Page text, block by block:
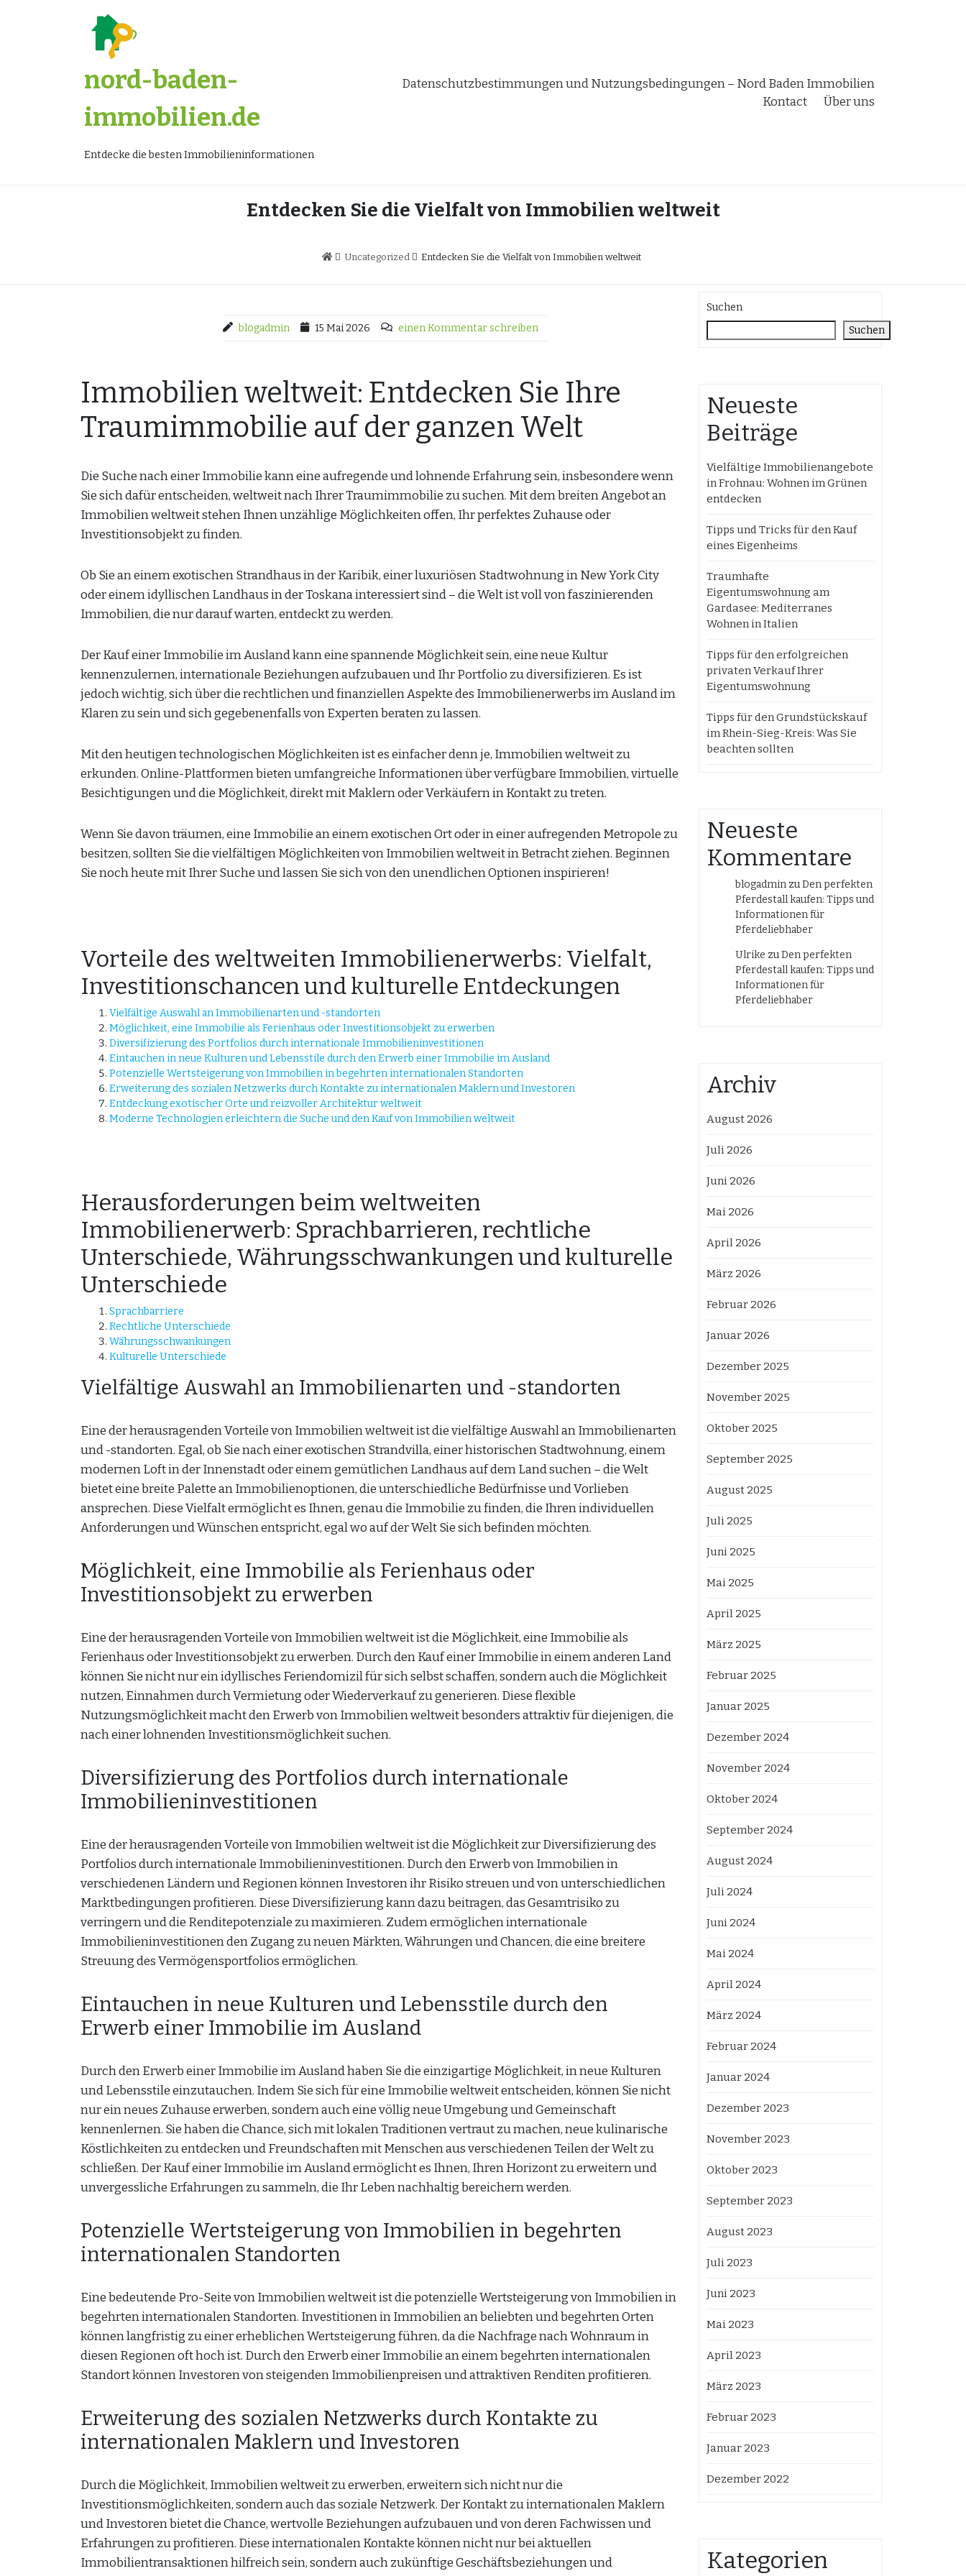
nord-baden-
immobilien.de
Entdecke die besten Immobilieninformationen
Datenschutzbestimmungen und Nutzungsbedingungen – Nord Baden Immobilien
Kontact
Über uns
Entdecken Sie die Vielfalt von Immobilien weltweit
Uncategorized Entdecken Sie die Vielfalt von Immobilien weltweit
blogadmin 15 Mai 2026 einen Kommentar schreiben
Immobilien weltweit: Entdecken Sie Ihre
Traumimmobilie auf der ganzen Welt
Die Suche nach einer Immobilie kann eine aufregende und lohnende Erfahrung sein, insbesondere wenn
Sie sich dafür entscheiden, weltweit nach Ihrer Traumimmobilie zu suchen. Mit dem breiten Angebot an
Immobilien weltweit stehen Ihnen unzählige Möglichkeiten offen, Ihr perfektes Zuhause oder
Investitionsobjekt zu finden.
Ob Sie an einem exotischen Strandhaus in der Karibik, einer luxuriösen Stadtwohnung in New York City
oder einem idyllischen Landhaus in der Toskana interessiert sind – die Welt ist voll von faszinierenden
Immobilien, die nur darauf warten, entdeckt zu werden.
Der Kauf einer Immobilie im Ausland kann eine spannende Möglichkeit sein, eine neue Kultur
kennenzulernen, internationale Beziehungen aufzubauen und Ihr Portfolio zu diversifizieren. Es ist
jedoch wichtig, sich über die rechtlichen und finanziellen Aspekte des Immobilienerwerbs im Ausland im
Klaren zu sein und sich gegebenenfalls von Experten beraten zu lassen.
Mit den heutigen technologischen Möglichkeiten ist es einfacher denn je, Immobilien weltweit zu
erkunden. Online-Plattformen bieten umfangreiche Informationen über verfügbare Immobilien, virtuelle
Besichtigungen und die Möglichkeit, direkt mit Maklern oder Verkäufern in Kontakt zu treten.
Wenn Sie davon träumen, eine Immobilie an einem exotischen Ort oder in einer aufregenden Metropole zu
besitzen, sollten Sie die vielfältigen Möglichkeiten von Immobilien weltweit in Betracht ziehen. Beginnen
Sie noch heute mit Ihrer Suche und lassen Sie sich von den unendlichen Optionen inspirieren!
Vorteile des weltweiten Immobilienerwerbs: Vielfalt,
Investitionschancen und kulturelle Entdeckungen
Vielfältige Auswahl an Immobilienarten und -standorten
Möglichkeit, eine Immobilie als Ferienhaus oder Investitionsobjekt zu erwerben
Diversifizierung des Portfolios durch internationale Immobilieninvestitionen
Eintauchen in neue Kulturen und Lebensstile durch den Erwerb einer Immobilie im Ausland
Potenzielle Wertsteigerung von Immobilien in begehrten internationalen Standorten
Erweiterung des sozialen Netzwerks durch Kontakte zu internationalen Maklern und Investoren
Entdeckung exotischer Orte und reizvoller Architektur weltweit
Moderne Technologien erleichtern die Suche und den Kauf von Immobilien weltweit
Herausforderungen beim weltweiten
Immobilienerwerb: Sprachbarrieren, rechtliche
Unterschiede, Währungsschwankungen und kulturelle
Unterschiede
Sprachbarriere
Rechtliche Unterschiede
Währungsschwankungen
Kulturelle Unterschiede
Vielfältige Auswahl an Immobilienarten und -standorten
Eine der herausragenden Vorteile von Immobilien weltweit ist die vielfältige Auswahl an Immobilienarten
und -standorten. Egal, ob Sie nach einer exotischen Strandvilla, einer historischen Stadtwohnung, einem
modernen Loft in der Innenstadt oder einem gemütlichen Landhaus auf dem Land suchen – die Welt
bietet eine breite Palette an Immobilienoptionen, die unterschiedliche Bedürfnisse und Vorlieben
ansprechen. Diese Vielfalt ermöglicht es Ihnen, genau die Immobilie zu finden, die Ihren individuellen
Anforderungen und Wünschen entspricht, egal wo auf der Welt Sie sich befinden möchten.
Möglichkeit, eine Immobilie als Ferienhaus oder
Investitionsobjekt zu erwerben
Eine der herausragenden Vorteile von Immobilien weltweit ist die Möglichkeit, eine Immobilie als
Ferienhaus oder Investitionsobjekt zu erwerben. Durch den Kauf einer Immobilie in einem anderen Land
können Sie nicht nur ein idyllisches Feriendomizil für sich selbst schaffen, sondern auch die Möglichkeit
nutzen, Einnahmen durch Vermietung oder Wiederverkauf zu generieren. Diese flexible
Nutzungsmöglichkeit macht den Erwerb von Immobilien weltweit besonders attraktiv für diejenigen, die
nach einer lohnenden Investitionsmöglichkeit suchen.
Diversifizierung des Portfolios durch internationale
Immobilieninvestitionen
Eine der herausragenden Vorteile von Immobilien weltweit ist die Möglichkeit zur Diversifizierung des
Portfolios durch internationale Immobilieninvestitionen. Durch den Erwerb von Immobilien in
verschiedenen Ländern und Regionen können Investoren ihr Risiko streuen und von unterschiedlichen
Marktbedingungen profitieren. Diese Diversifizierung kann dazu beitragen, das Gesamtrisiko zu
verringern und die Renditepotenziale zu maximieren. Zudem ermöglichen internationale
Immobilieninvestitionen den Zugang zu neuen Märkten, Währungen und Chancen, die eine breitere
Streuung des Vermögensportfolios ermöglichen.
Eintauchen in neue Kulturen und Lebensstile durch den
Erwerb einer Immobilie im Ausland
Durch den Erwerb einer Immobilie im Ausland haben Sie die einzigartige Möglichkeit, in neue Kulturen
und Lebensstile einzutauchen. Indem Sie sich für eine Immobilie weltweit entscheiden, können Sie nicht
nur ein neues Zuhause erwerben, sondern auch eine völlig neue Umgebung und Gemeinschaft
kennenlernen. Sie haben die Chance, sich mit lokalen Traditionen vertraut zu machen, neue kulinarische
Köstlichkeiten zu entdecken und Freundschaften mit Menschen aus verschiedenen Teilen der Welt zu
schließen. Der Kauf einer Immobilie im Ausland ermöglicht es Ihnen, Ihren Horizont zu erweitern und
unvergessliche Erfahrungen zu sammeln, die Ihr Leben nachhaltig bereichern werden.
Potenzielle Wertsteigerung von Immobilien in begehrten
internationalen Standorten
Eine bedeutende Pro-Seite von Immobilien weltweit ist die potenzielle Wertsteigerung von Immobilien in
begehrten internationalen Standorten. Investitionen in Immobilien an beliebten und begehrten Orten
können langfristig zu einer erheblichen Wertsteigerung führen, da die Nachfrage nach Wohnraum in
diesen Regionen oft hoch ist. Durch den Erwerb einer Immobilie an einem begehrten internationalen
Standort können Investoren von steigenden Immobilienpreisen und attraktiven Renditen profitieren.
Erweiterung des sozialen Netzwerks durch Kontakte zu
internationalen Maklern und Investoren
Durch die Möglichkeit, Immobilien weltweit zu erwerben, erweitern sich nicht nur die
Investitionsmöglichkeiten, sondern auch das soziale Netzwerk. Der Kontakt zu internationalen Maklern
und Investoren bietet die Chance, wertvolle Beziehungen aufzubauen und von deren Fachwissen und
Erfahrungen zu profitieren. Diese internationalen Kontakte können nicht nur bei aktuellen
Immobilientransaktionen hilfreich sein, sondern auch zukünftige Geschäftsbeziehungen und
Suchen
Suchen
Neueste
Beiträge
Vielfältige Immobilienangebote
in Frohnau: Wohnen im Grünen
entdecken
Tipps und Tricks für den Kauf
eines Eigenheims
Traumhafte
Eigentumswohnung am
Gardasee: Mediterranes
Wohnen in Italien
Tipps für den erfolgreichen
privaten Verkauf Ihrer
Eigentumswohnung
Tipps für den Grundstückskauf
im Rhein-Sieg-Kreis: Was Sie
beachten sollten
Neueste
Kommentare
blogadmin zuDen perfekten
Pferdestall kaufen: Tipps und
Informationen für
Pferdeliebhaber
Ulrike zuDen perfekten
Pferdestall kaufen: Tipps und
Informationen für
Pferdeliebhaber
Archiv
August 2026
Juli 2026
Juni 2026
Mai 2026
April 2026
März 2026
Februar 2026
Januar 2026
Dezember 2025
November 2025
Oktober 2025
September 2025
August 2025
Juli 2025
Juni 2025
Mai 2025
April 2025
März 2025
Februar 2025
Januar 2025
Dezember 2024
November 2024
Oktober 2024
September 2024
August 2024
Juli 2024
Juni 2024
Mai 2024
April 2024
März 2024
Februar 2024
Januar 2024
Dezember 2023
November 2023
Oktober 2023
September 2023
August 2023
Juli 2023
Juni 2023
Mai 2023
April 2023
März 2023
Februar 2023
Januar 2023
Dezember 2022
Kategorien